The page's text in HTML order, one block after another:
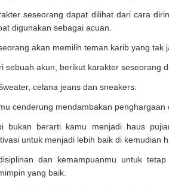
seseorang dapat dilihat dari cara
digunakan sebagai acuan.
akan memilih teman karib yang tak
sebuah akun, berikut karakter seseorang
celana jeans dan sneakers.
cenderung mendambakan penghargaan
bukan berarti kamu menjadi haus
untuk menjadi lebih baik di kemudian
dan kemampuanmu untuk
yang baik.